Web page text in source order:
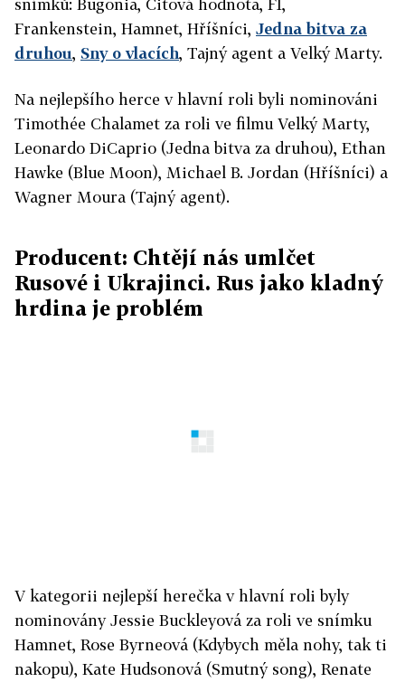
Frankenstein, Hamnet, Hříšníci, Jedna bitva za
druhou, Sny o vlacích, Tajný agent a Velký Marty.
Na nejlepšího herce v hlavní roli byli nominováni
Timothée Chalamet za roli ve filmu Velký Marty,
Leonardo DiCaprio (Jedna bitva za druhou), Ethan
Hawke (Blue Moon), Michael B. Jordan (Hříšníci) a
Wagner Moura (Tajný agent).
Producent: Chtějí nás umlčet
Rusové i Ukrajinci. Rus jako kladný
hrdina je problém
V kategorii nejlepší herečka v hlavní roli byly
nominovány Jessie Buckleyová za roli ve snímku
Hamnet, Rose Byrneová (Kdybych měla nohy, tak ti
nakopu), Kate Hudsonová (Smutný song), Renate